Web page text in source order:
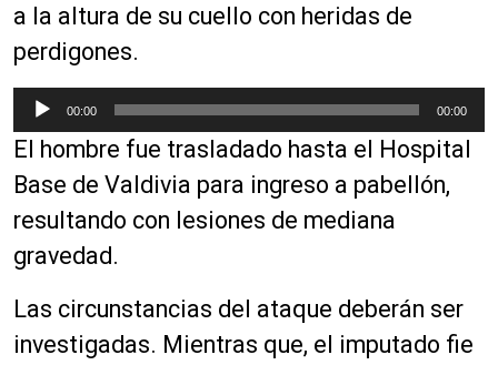
a la altura de su cuello con heridas de
perdigones.
e
p
r
d
u
t
o
00:00 00:00
El hombre fue trasladado hasta el Hospital
Base de Valdivia para ingreso a pabellón,
resultando con lesiones de mediana
gravedad.
Las circunstancias del ataque deberán ser
investigadas. Mientras que, el imputado fie